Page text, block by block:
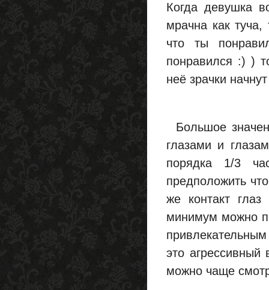
Когда девушка
мрачна как
что ты
понравился :) )
неё зрачки
Большое
глазами и
порядка 1/3
предположить
же контакт
минимум можно
это агрессивный
можно чаще